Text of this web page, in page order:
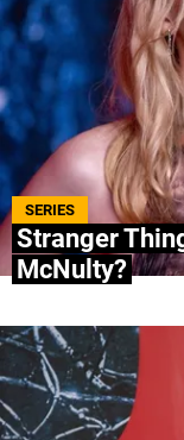
CELEBRITIES
PASATIEMPOS
INFLUENCERS
SPOILER US
QUIENES SOMOS
Escribe en Spoiler
SERIES
Stranger
McNulty?